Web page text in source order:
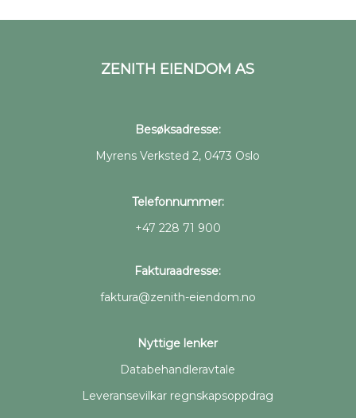
ZENITH EIENDOM AS
Besøksadresse:
Myrens Verksted 2, 0473 Oslo
Telefonnummer:
+47 228 71 900
Fakturaadresse:
faktura@zenith-eiendom.no
Nyttige lenker
Databehandleravtale
Leveransevilkar regnskapsoppdrag